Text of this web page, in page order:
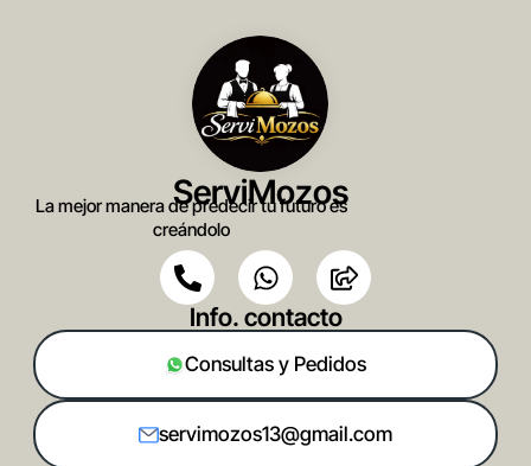
ServiMozos
La mejor manera de predecir tu futuro es
creándolo
Info. contacto
Consultas y Pedidos
servimozos13@gmail.com